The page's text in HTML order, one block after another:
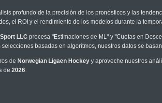
profundo de la precisión de los pronósticos y las
el ROI y el rendimiento de los modelos durante la
LLC procesa "Estimaciones de ML" y "Cuotas en
basadas en algoritmos, nuestros datos se
de Norwegian Ligaen Hockey y aproveche nuestros
de 2026.